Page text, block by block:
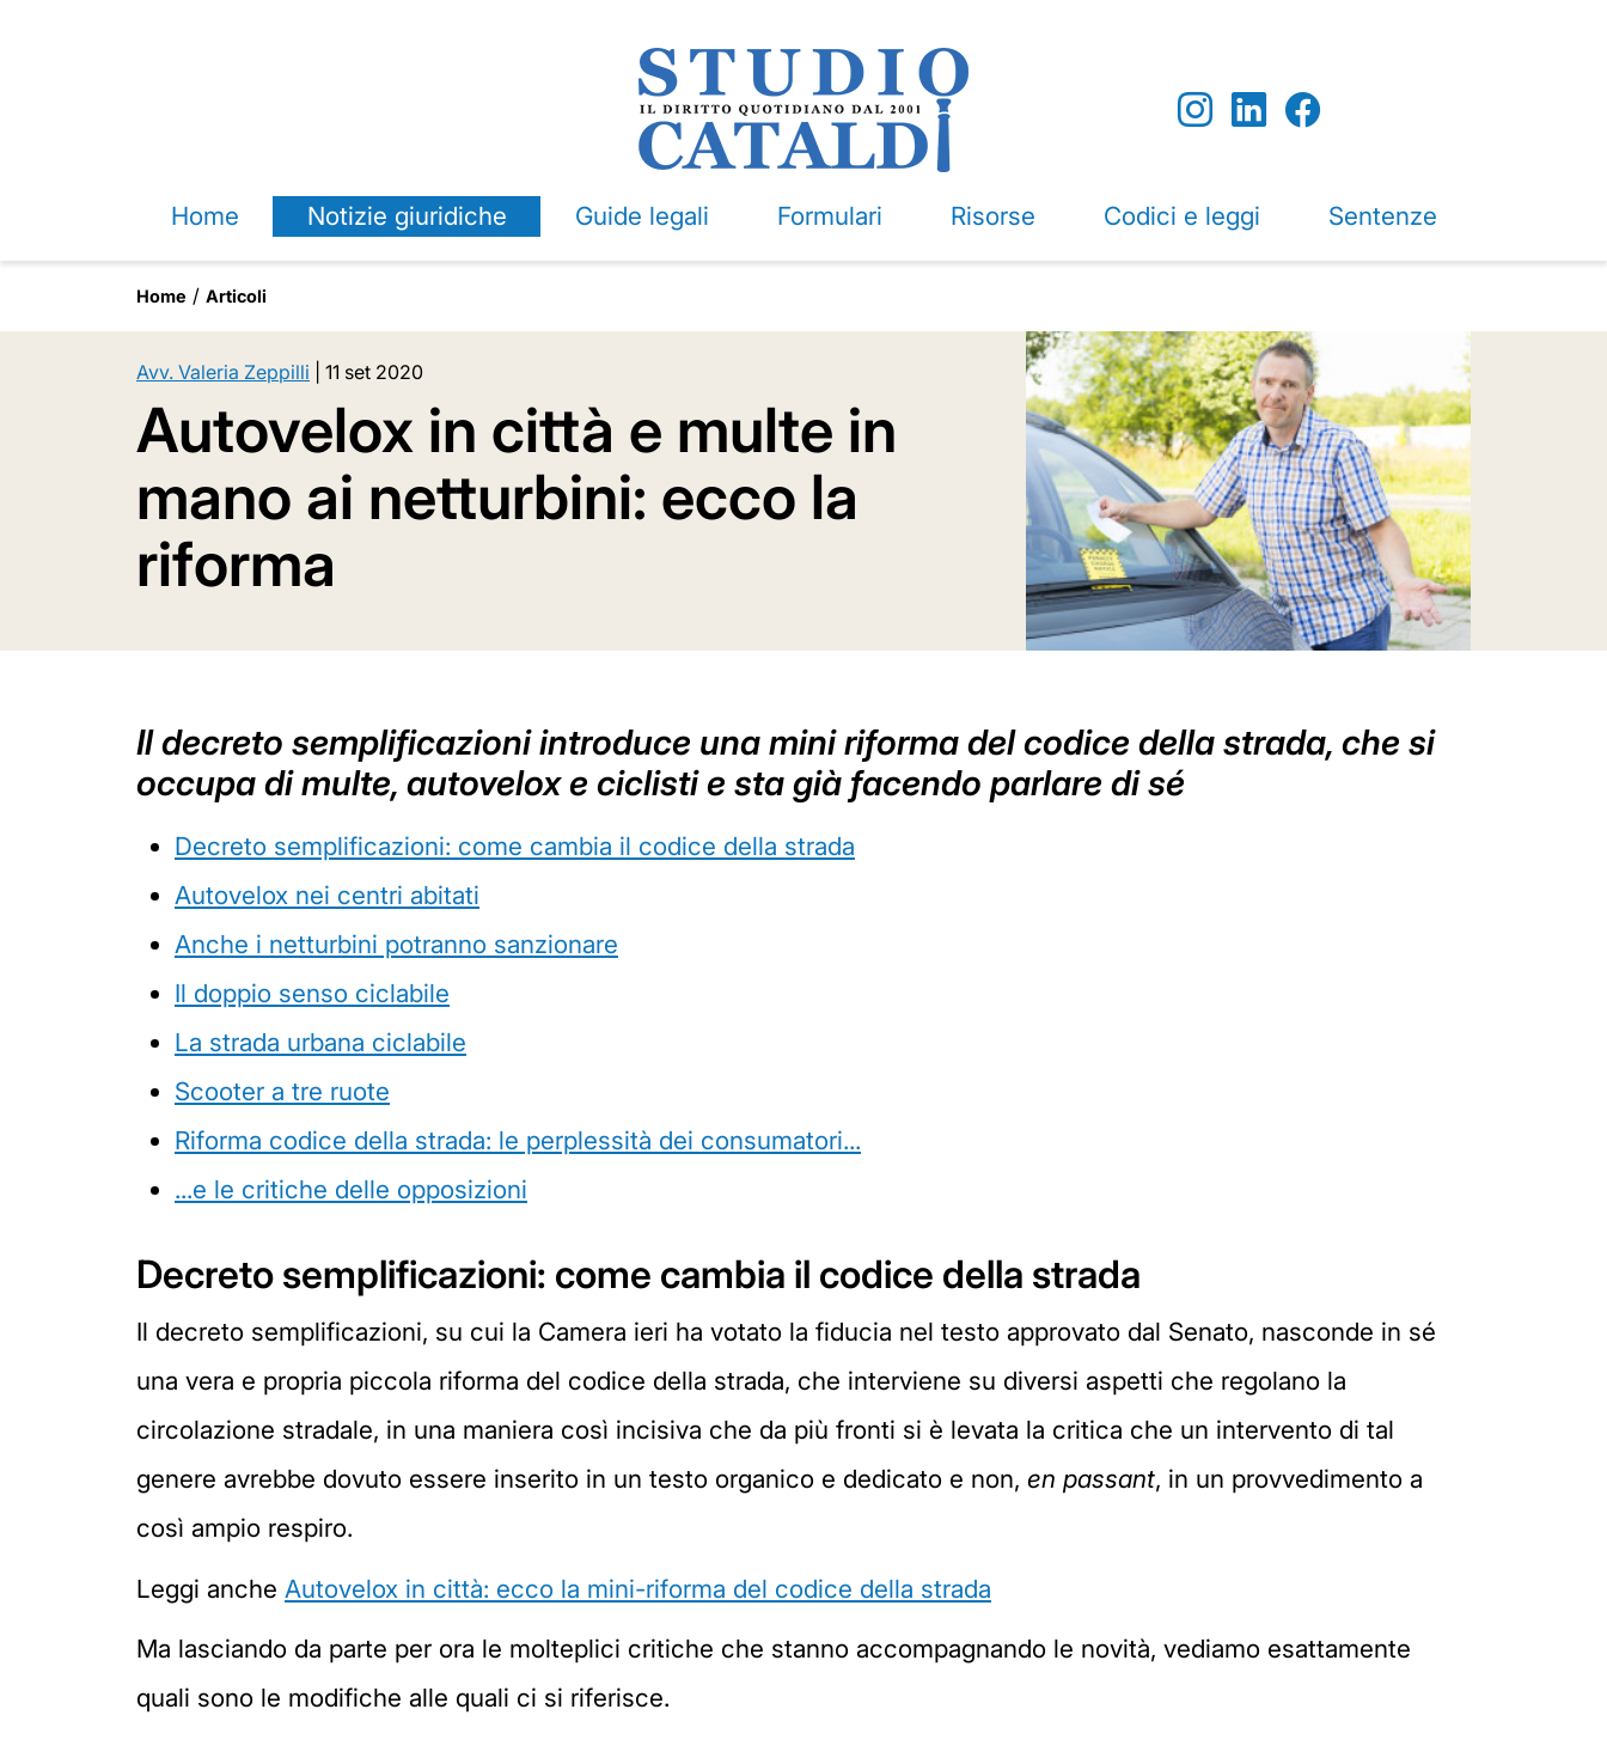
Home Notizie giuridiche Guide legali Formulari Risorse Codici e leggi Sentenze
Home Articoli
Avv. Valeria Zeppilli 11 set 2020
Autovelox in città e multe in
mano ai netturbini: ecco la
riforma
Il decreto semplificazioni introduce una mini riforma del codice della strada, che si
occupa di multe, autovelox e ciclisti e sta già facendo parlare di sé
Decreto semplificazioni: come cambia il codice della strada
Autovelox nei centri abitati
Anche i netturbini potranno sanzionare
Il doppio senso ciclabile
La strada urbana ciclabile
Scooter a tre ruote
Riforma codice della strada: le perplessità dei consumatori...
...e le critiche delle opposizioni
Decreto semplificazioni: come cambia il codice della strada
Il decreto semplificazioni, su cui la Camera ieri ha votato la fiducia nel testo approvato dal Senato, nasconde in sé
una vera e propria piccola riforma del codice della strada, che interviene su diversi aspetti che regolano la
circolazione stradale, in una maniera così incisiva che da più fronti si è levata la critica che un intervento di tal
genere avrebbe dovuto essere inserito in un testo organico e dedicato e non, en passant, in un provvedimento a
così ampio respiro.
Leggi anche Autovelox in città: ecco la mini-riforma del codice della strada
Ma lasciando da parte per ora le molteplici critiche che stanno accompagnando le novità, vediamo esattamente
quali sono le modifiche alle quali ci si riferisce.